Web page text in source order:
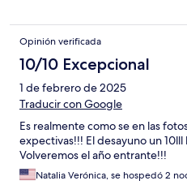
Opinión verificada
10/10 Excepcional
1 de febrero de 2025
Traducir con Google
Es realmente como se en las
expectivas!!! El desayuno un 10lll
Volveremos el año entrante!!!
Natalia Verónica, se hospedó 2